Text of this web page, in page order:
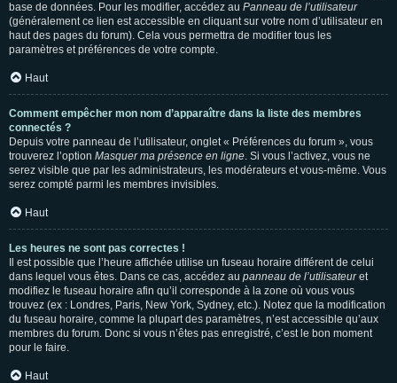
base de données. Pour les modifier, accédez au Panneau de l’utilisateur
(généralement ce lien est accessible en cliquant sur votre nom d’utilisateur en
haut des pages du forum). Cela vous permettra de modifier tous les
paramètres et préférences de votre compte.
Haut
Comment empêcher mon nom d’apparaître dans la liste des membres
connectés ?
Depuis votre panneau de l’utilisateur, onglet « Préférences du forum », vous
trouverez l’option Masquer ma présence en ligne. Si vous l’activez, vous ne
serez visible que par les administrateurs, les modérateurs et vous-même. Vous
serez compté parmi les membres invisibles.
Haut
Les heures ne sont pas correctes !
Il est possible que l’heure affichée utilise un fuseau horaire différent de celui
dans lequel vous êtes. Dans ce cas, accédez au panneau de l’utilisateuret
modifiez le fuseau horaire afin qu’il corresponde à la zone où vous vous
trouvez (ex : Londres, Paris, New York, Sydney, etc.). Notez que la modification
du fuseau horaire, comme la plupart des paramètres, n’est accessible qu’aux
membres du forum. Donc si vous n’êtes pas enregistré, c’est le bon moment
pour le faire.
Haut